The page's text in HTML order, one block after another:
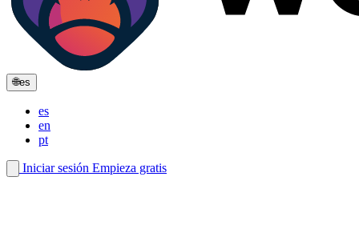
🌐es
es
en
pt
Iniciar sesión Empieza gratis